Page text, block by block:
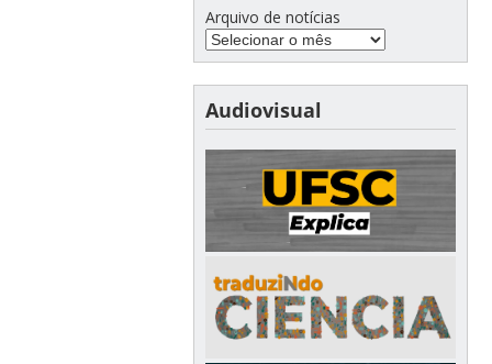
Arquivo de notícias
Audiovisual